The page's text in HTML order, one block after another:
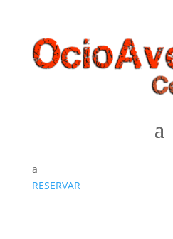
a
RESERVAR